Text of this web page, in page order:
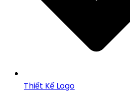
Thiết Kế Logo